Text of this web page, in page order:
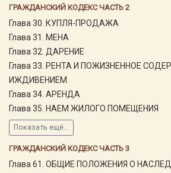
ГРАЖДАНСКИЙ КОДЕКС ЧАСТЬ 2
Глава 30. КУПЛЯ-ПРОДАЖА
Глава 31. МЕНА
Глава 32. ДАРЕНИЕ
Глава 33. РЕНТА И ПОЖИЗНЕННОЕ
ИЖДИВЕНИЕМ
Глава 34. АРЕНДА
Глава 35. НАЕМ ЖИЛОГО ПОМЕЩЕНИЯ
Показать ещё...
ГРАЖДАНСКИЙ КОДЕКС ЧАСТЬ 3
Глава 61. ОБЩИЕ ПОЛОЖЕНИЯ О